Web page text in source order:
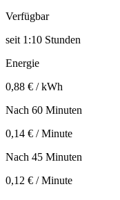
Verfügbar
seit 1:10 Stunden
Energie
0,88 € / kWh
Nach 60 Minuten
0,14 € / Minute
Nach 45 Minuten
0,12 € / Minute